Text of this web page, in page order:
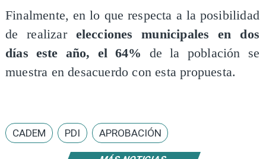
Finalmente, en lo que respecta a la posibilidad
de realizar elecciones municipales en dos
días este año, el 64% de la población se
muestra en desacuerdo con esta propuesta.
CADEM PDI APROBACIÓN